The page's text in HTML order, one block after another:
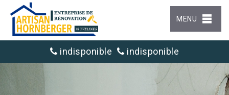
MENU
indisponible indisponible